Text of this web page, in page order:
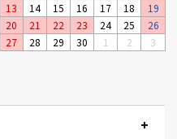
13
14 15 16 17 18
19
20
21 22 23 24 25
26
27
28 29 30 1 2 3